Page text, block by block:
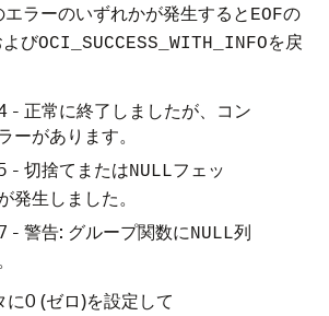
ラーのいずれかが発生すると EOFの
よびOCI_SUCCESS_WITH_INFOを戻
- 正常に終了しましたが、コン
ーがあります。
- 切捨てまたはNULLフェッ
発生しました。
- 警告: グループ関数にNULL列
に0 (ゼロ)を設定して